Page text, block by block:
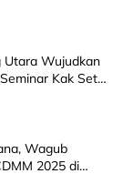
Utara Wujudkan
Kak Seto,
Wagub
2025 di